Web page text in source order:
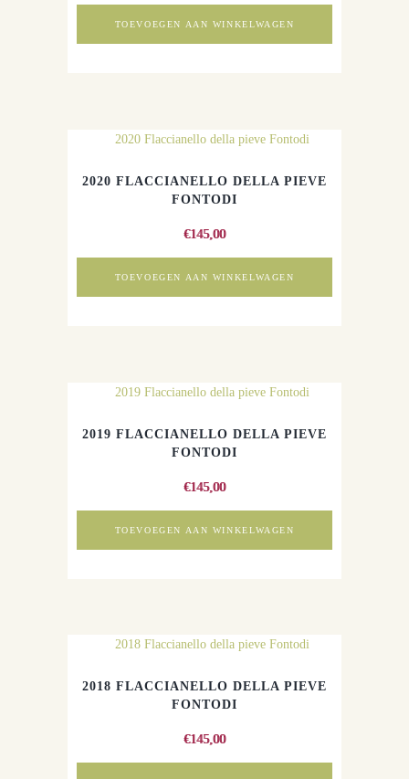
TOEVOEGEN AAN WINKELWAGEN
2020 FLACCIANELLO DELLA PIEVE
FONTODI
€145,00
TOEVOEGEN AAN WINKELWAGEN
2019 FLACCIANELLO DELLA PIEVE
FONTODI
€145,00
TOEVOEGEN AAN WINKELWAGEN
2018 FLACCIANELLO DELLA PIEVE
FONTODI
€145,00